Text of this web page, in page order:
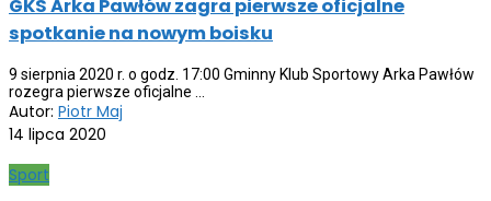
GKS Arka Pawłów zagra pierwsze oficjalne
spotkanie na nowym boisku
9 sierpnia 2020 r. o godz. 17:00 Gminny Klub Sportowy Arka Pawłów
rozegra pierwsze oficjalne ...
Autor: Piotr Maj
14 lipca 2020
Sport